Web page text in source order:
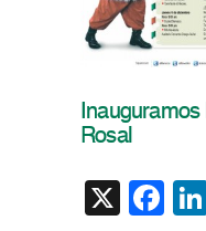
Inauguramos
Rosal
X